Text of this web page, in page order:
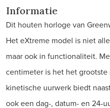
Informatie
Dit houten horloge van
Het eXtreme model is niet
maar ook in functionaliteit.
centimeter is het het
kinetische uurwerk biedt
ook een dag-, datum- en 24-